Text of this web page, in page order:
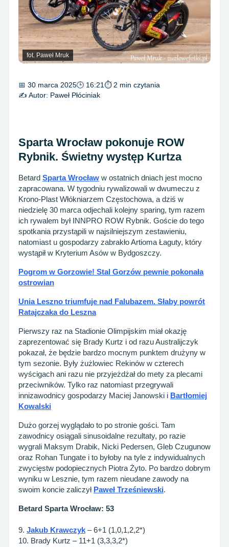
fot. Paweł Mruk
📅 30 marca 2025🕒 16:21 ⏱ 2 min czytania
✍️ Autor: Paweł Płóciniak
Sparta Wrocław pokonuje ROW
Rybnik. Świetny występ Kurtza
Betard Sparta Wrocław w ostatnich dniach jest mocno
zapracowana. W tygodniu rywalizowali w dwumeczu z
Krono-Plast Włókniarzem Częstochowa, a dziś w
niedzielę 30 marca odjechali kolejny sparing, tym razem
ich rywalem był INNPRO ROW Rybnik. Goście do tego
spotkania przystąpili w najsilniejszym zestawieniu,
natomiast u gospodarzy zabrakło Artioma Łaguty, który
wystąpił w Kryterium Asów w Bydgoszczy.
Pogrom w Gorzowie! Stal Gorzów pewnie pokonała
ostrowian
Unia Leszno triumfuje nad Falubazem. Słaby powrót
Ratajczaka do Leszna
Pierwszy raz na Stadionie Olimpijskim miał okazję
zaprezentować się Brady Kurtz i od razu Australijczyk
pokazał, że będzie bardzo mocnym punktem drużyny w
tym sezonie. Były żużlowiec Rekinów w czterech
wyścigach ani razu nie przyjeżdżał do mety za plecami
przeciwników. Tylko raz natomiast przegrywali
innizawodnicy gospodarzy Maciej Janowski i Bartłomiej
Kowalski
Dużo gorzej wyglądało to po stronie gości. Tam
zawodnicy osiągali sinusoidalne rezultaty, po razie
wygrali Maksym Drabik, Nicki Pedersen, Gleb Czugunow
oraz Rohan Tungate i to byłoby na tyle z indywidualnych
zwycięstw podopiecznych Piotra Żyto. Po bardzo dobrym
wyniku w Lesznie, tym razem nieudane zawody na
swoim koncie zaliczył Paweł Trześniewski.
Betard Sparta Wrocław: 53
9. Jakub Krawczyk – 6+1 (1,0,1,2,2*)
10. Brady Kurtz – 11+1 (3,3,3,2*)